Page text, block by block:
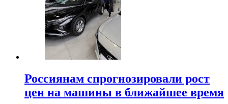
Россиянам спрогнозировали рост
цен на машины в ближайшее время